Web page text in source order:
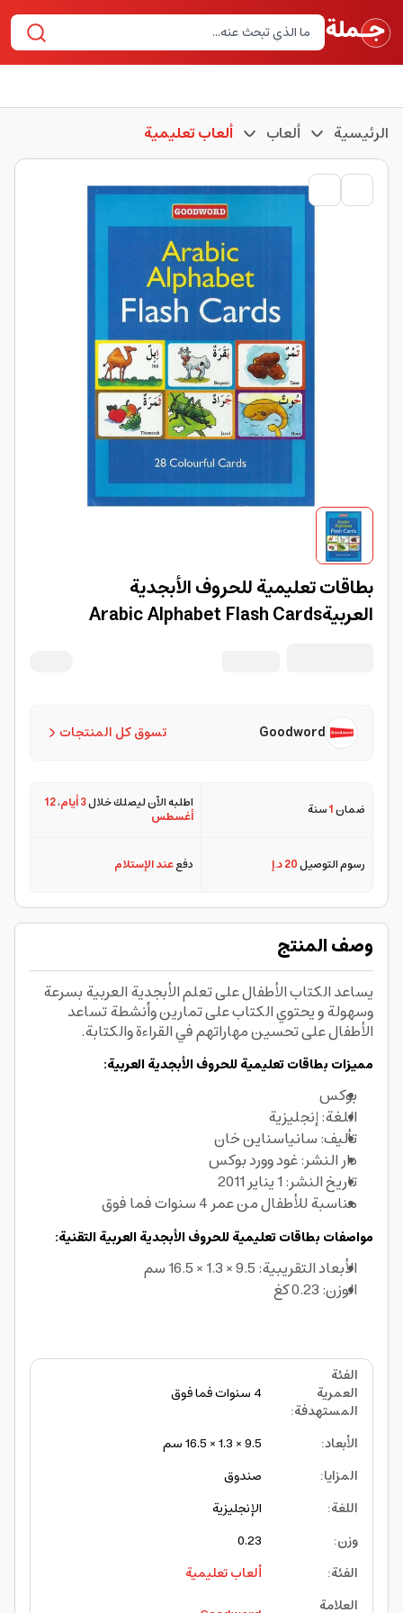
الرئيسية ألعاب ألعاب تعليمية
بطاقات تعليمية للحروف الأبجدية
العربيةArabic Alphabet Flash Cards
تسوق كل المنتجات Goodword
ضمان1سنة اطلبه الآن ليصلك خلال3 أيام ،12
أغسطس
رسوم التوصيل20 د.إ دفععند الإستلام
وصف المنتج
يساعد الكتاب الأطفال على تعلم الأبجدية العربية بسرعة
وسهولة و يحتوي الكتاب على تمارين وأنشطة تساعد
الأطفال على تحسين مهاراتهم في القراءة والكتابة.
مميزات بطاقات تعليمية للحروف الأبجدية العربية:
بوكس
اللغة: إنجليزية
تأليف: سانياسناين خان
دار النشر: غود وورد بوكس
تاريخ النشر: 1 يناير 2011
مناسبة للأطفال من عمر 4 سنوات فما فوق
مواصفات بطاقات تعليمية للحروف الأبجدية العربية التقنية:
الأبعاد التقريبية: 9.5 × 1.3 × 16.5 سم
الوزن: 0.23 كغ
الفئة
العمرية
المستهدفة:
4 سنوات فما فوق
الأبعاد:
9.5 × 1.3 × 16.5 سم
المزايا:
صندوق
اللغة:
الإنجليزية
وزن:
0.23
الفئة:
ألعاب تعليمية
العلامة